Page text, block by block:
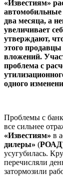
«Известиям»
два месяца, а
увеличивает
утверждают,
этого
вложений.
проблема с
одного
Проблемы с
все сильнее
«Известиям» в
дилеры» (РОАД
усугубилась.
перечисляли
затормозили